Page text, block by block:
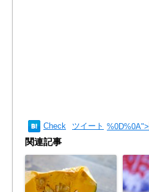
Check ツイート %0D%0A">
関連記事